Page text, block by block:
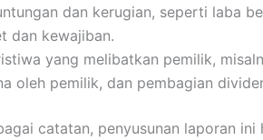
dan kerugian, seperti laba
dan kewajiban.
yang melibatkan pemilik,
oleh pemilik, dan pembagian
catatan, penyusunan laporan